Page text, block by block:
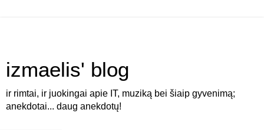
izmaelis' blog
ir rimtai, ir juokingai apie IT, muziką bei šiaip gyvenimą;
anekdotai... daug anekdotų!